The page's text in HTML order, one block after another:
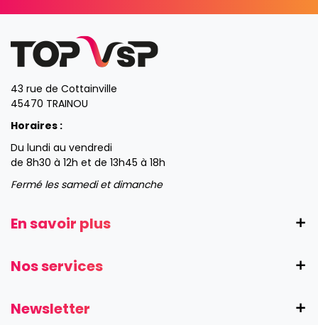
43 rue de Cottainville
45470 TRAINOU
Horaires :
Du lundi au vendredi
de 8h30 à 12h et de 13h45 à 18h
Fermé les samedi et dimanche
En savoir plus
Nos services
Newsletter